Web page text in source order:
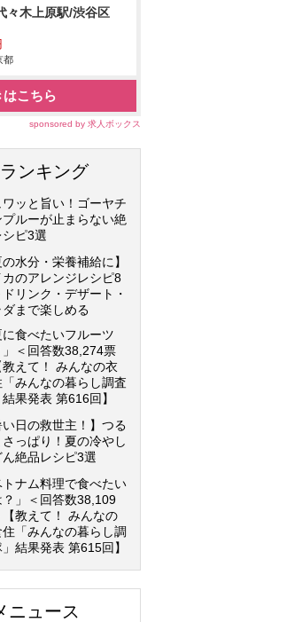
々木上原駅/渋谷区
都
はこちら
sponsored by 求人ボックス
ンキング
ワッと旨い！ゴーヤチ
プルーが止まらない絶
ピ3選
の水分・栄養補給に】
カのアレンジレシピ8
リンク・デザート・
まで楽しめる
に食べたいフルーツ
」＜回答数38,274票
教えて！ みんなの衣
みんなの暮らし調査
果発表 第616回】
い日の救世主！】つる
さっぱり！夏の冷やし
ん絶品レシピ3選
トナム料理で食べたい
？」＜回答数38,109
【教えて！ みんなの
「みんなの暮らし調
結果発表 第615回】
ニュース